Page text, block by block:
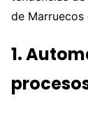
de Marruecos
1.